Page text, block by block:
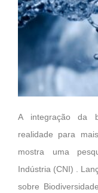
A integração da
realidade para
mostra uma
Indústria (CNI) .
sobre